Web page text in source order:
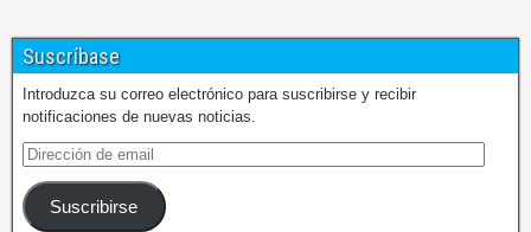
Suscríbase
Introduzca su correo electrónico para suscribirse y recibir
notificaciones de nuevas noticias.
Suscribirse